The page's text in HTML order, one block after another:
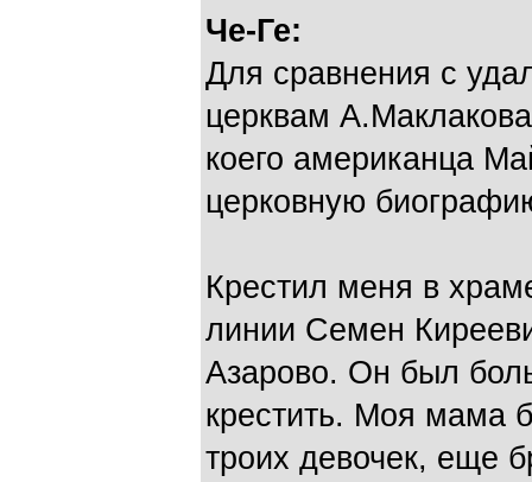
Че-Ге:
Для сравнения с
церквам
коего американца
церковную
Крестил меня в
линии Семен
Азарово. Он был
крестить. Моя мама
троих девочек, еще